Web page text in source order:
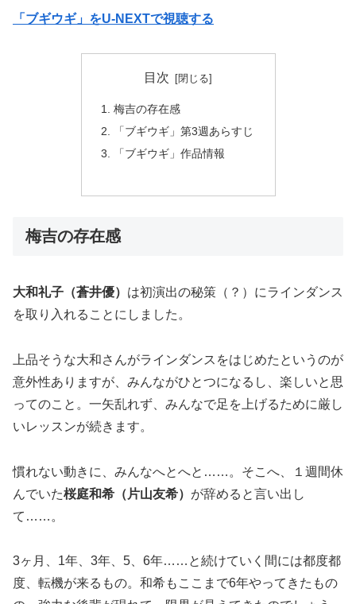
「ブギウギ」をU-NEXTで視聴する
目次
梅吉の存在感
「ブギウギ」第3週あらすじ
「ブギウギ」作品情報
梅吉の存在感
大和礼子（蒼井優） は初演出の秘策（？）にラインダンス
を取り入れることにしました。
上品そうな大和さんがラインダンスをはじめたというのが
意外性ありますが、みんながひとつになるし、楽しいと思
ってのこと。一矢乱れず、みんなで足を上げるために厳し
いレッスンが続きます。
慣れない動きに、みんなへとへと……。そこへ、１週間休
んでいた桜庭和希（片山友希） が辞めると言い出し
て……。
3ヶ月、1年、3年、5、6年……と続けていく間には都度都
度、転機が来るもの。和希もここまで6年やってきたもの